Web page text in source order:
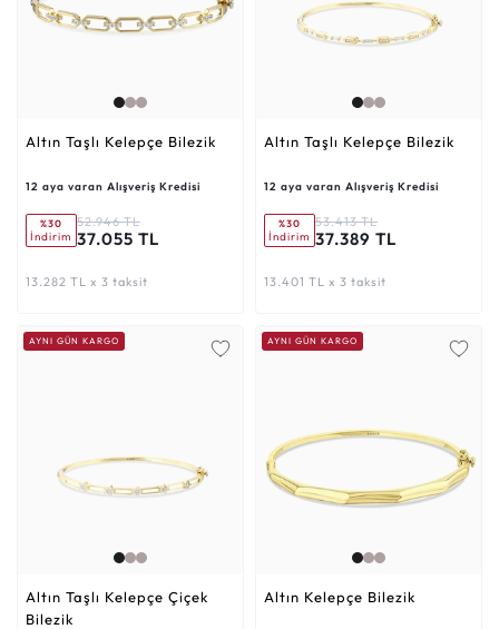
Altın Taşlı Kelepçe Bilezik
12 aya varan Alışveriş Kredisi
%30
İndirim
52.946 TL
37.055 TL
13.282 TL x 3 taksit
Altın Taşlı Kelepçe Bilezik
12 aya varan Alışveriş Kredisi
%30
İndirim
53.413 TL
37.389 TL
13.401 TL x 3 taksit
AYNI GÜN KARGO
Altın Taşlı Kelepçe Çiçek
Bilezik
AYNI GÜN KARGO
Altın Kelepçe Bilezik